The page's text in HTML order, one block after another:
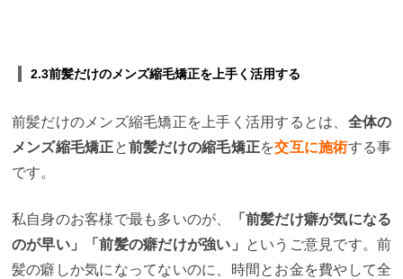
2.3前髪だけのメンズ縮毛矯正を上手く活用する
前髪だけのメンズ縮毛矯正を上手く活用するとは、 全体の
メンズ縮毛矯正と前髪だけの縮毛矯正を交互に施術する事
です。
私自身のお客様で最も多いのが、
「前髪だけ癖が気になる
のが早い」「前髪の癖だけが強い」
というご意見です。前
髪の癖しか気になってないのに、時間とお金を費やして全